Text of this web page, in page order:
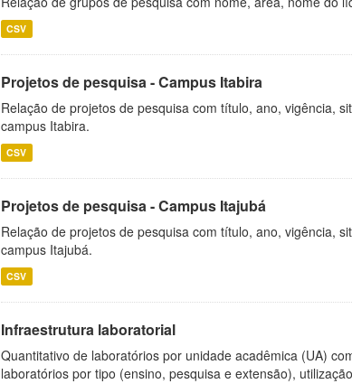
CSV
Projetos de pesquisa - Campus Itabira
Relação de projetos de pesquisa com título, ano, vigência,
campus Itabira.
CSV
Projetos de pesquisa - Campus Itajubá
Relação de projetos de pesquisa com título, ano, vigência,
campus Itajubá.
CSV
Infraestrutura laboratorial
Quantitativo de laboratórios por unidade acadêmica (UA)
laboratórios por tipo (ensino, pesquisa e extensão),